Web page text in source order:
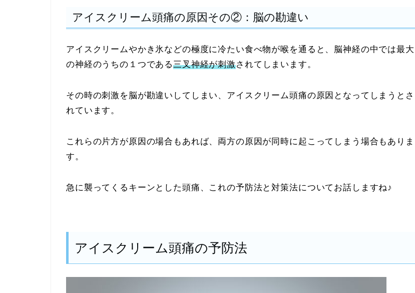
アイスクリーム頭痛の原因その②：脳の勘違い
アイスクリームやかき氷などの極度に冷たい食べ物が喉を通ると、脳神経の中では最大
の神経のうちの１つである三叉神経が刺激されてしまいます。
その時の刺激を脳が勘違いしてしまい、アイスクリーム頭痛の原因となってしまうとさ
れています。
これらの片方が原因の場合もあれば、両方の原因が同時に起こってしまう場合もありま
す。
急に襲ってくるキーンとした頭痛、これの予防法と対策法についてお話しますね♪
アイスクリーム頭痛の予防法